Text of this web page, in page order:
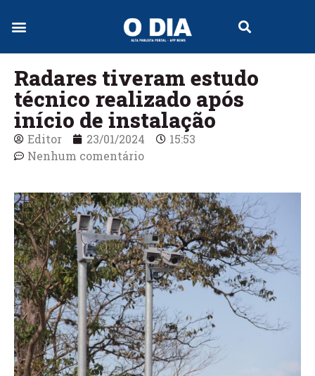
Radares tiveram estudo
técnico realizado após
início de instalação
Editor 23/01/2024
15:53
Nenhum comentário